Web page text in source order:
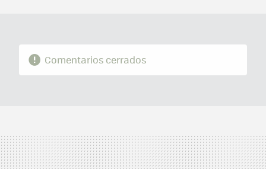
Comentarios cerrados